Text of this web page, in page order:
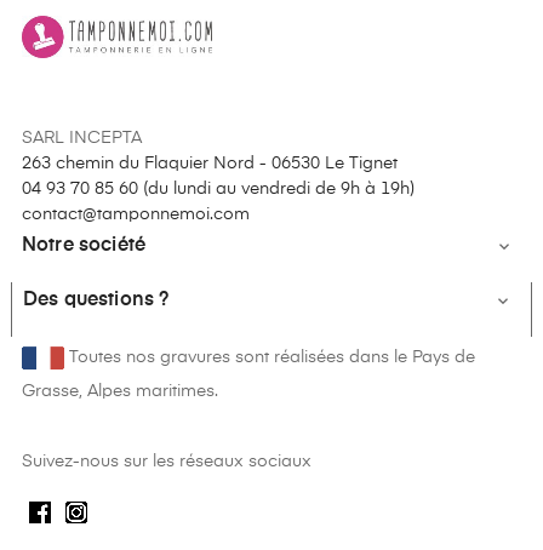
SARL INCEPTA
263 chemin du Flaquier Nord - 06530 Le Tignet
04 93 70 85 60 (du lundi au vendredi de 9h à 19h)
contact@tamponnemoi.com
Notre société 
Des questions ? 
Toutes nos gravures sont réalisées dans le Pays de
Grasse, Alpes maritimes.
Suivez-nous sur les réseaux sociaux